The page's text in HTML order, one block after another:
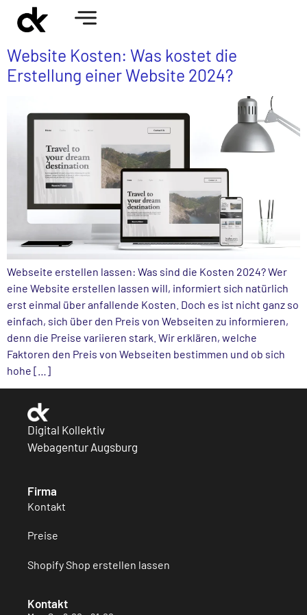
Website Kosten: Was kostet die
Erstellung einer Website 2024?
Webseite erstellen lassen: Was sind die Kosten 2024?​ Wer
eine Website erstellen lassen will, informiert sich natürlich
erst einmal über anfallende Kosten. Doch es ist nicht ganz so
einfach, sich über den Preis von Webseiten zu informieren,
denn die Preise variieren stark. Wir erklären, welche
Faktoren den Preis von Webseiten bestimmen und ob sich
hohe […]
Digital Kollektiv
Webagentur Augsburg
Firma
Kontakt
Preise
Shopify Shop erstellen lassen
Kontakt